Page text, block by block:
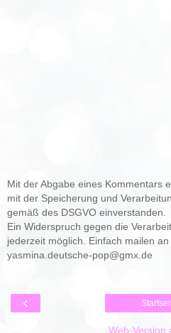
Mit der Abgabe eines Kommentars
mit der Speicherung und
gemäß des DSGVO einverstanden.
Ein Widerspruch gegen die
jederzeit möglich. Einfach mailen an
yasmina.deutsche-pop@gmx.de
‹
Web-Version